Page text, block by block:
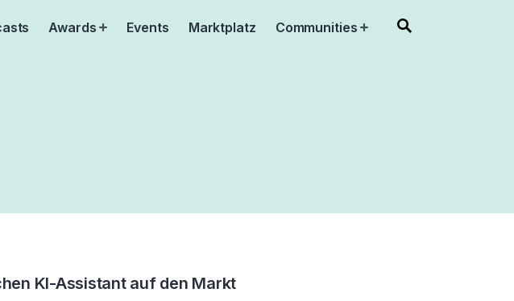
Awards OpenEvents Marktplatz Communities Open
KI-Assistant auf den Markt